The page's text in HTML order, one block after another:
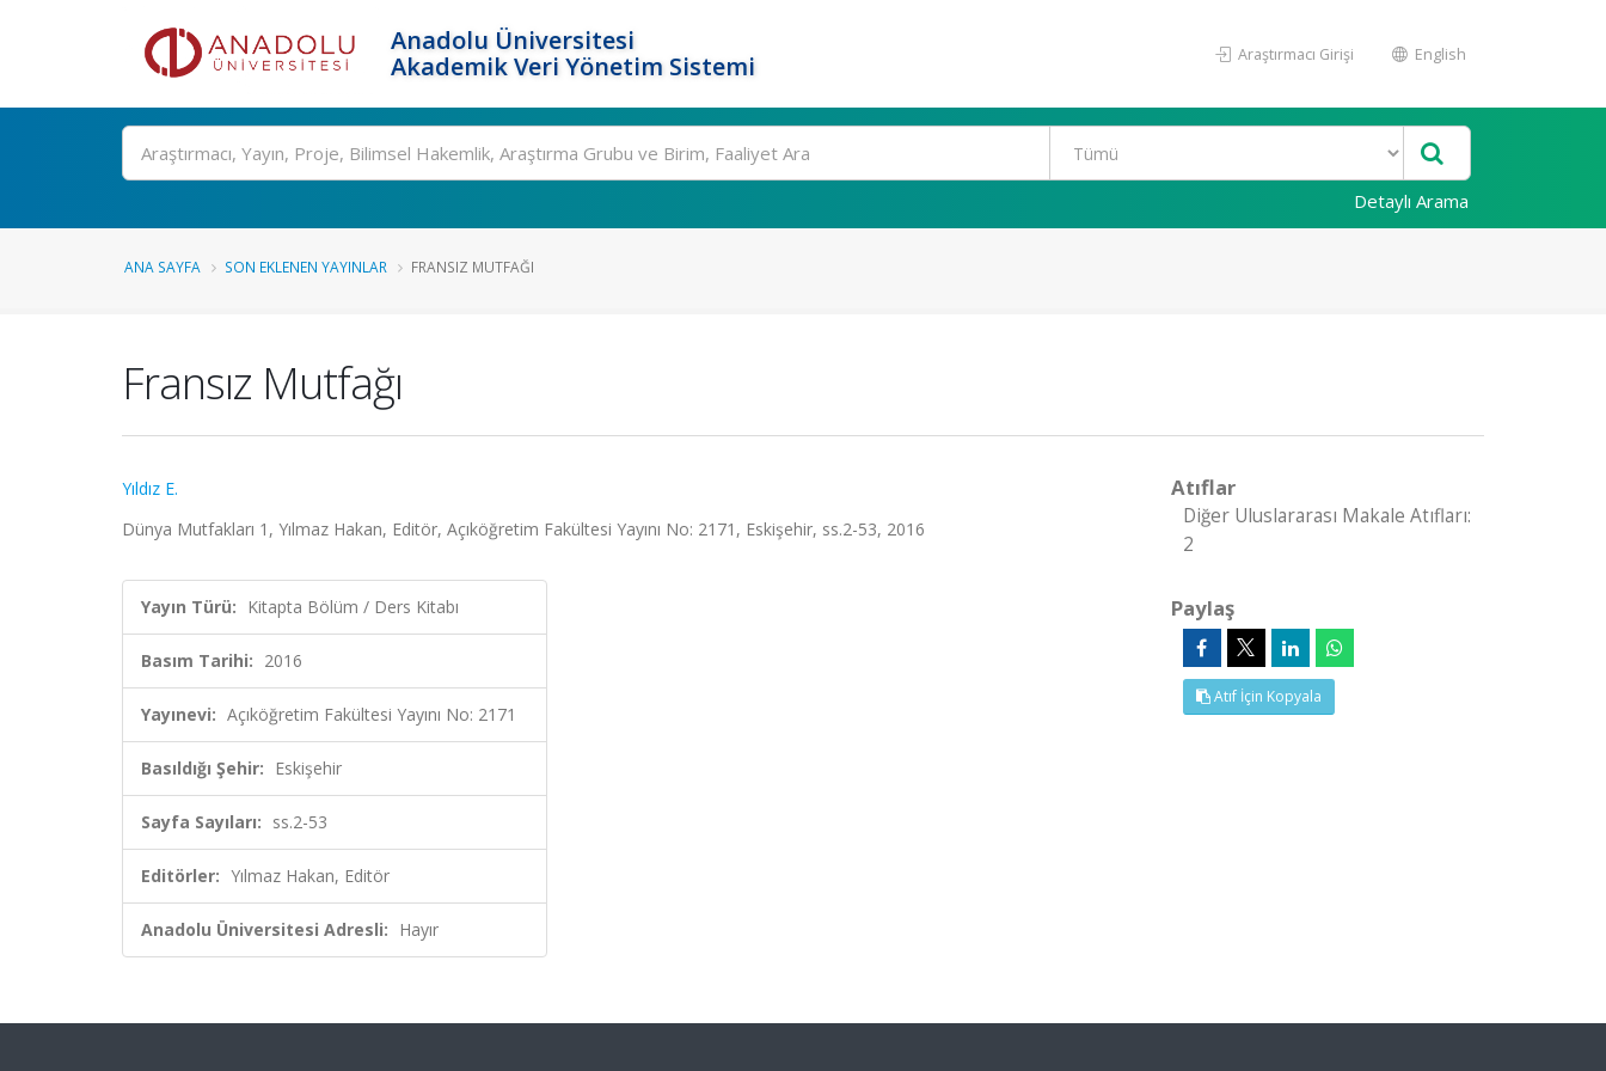
Anadolu Üniversitesi
Akademik Veri Yönetim Sistemi
Araştırmacı Girişi English
Ara
Detaylı Arama
ANA SAYFA SON EKLENEN YAYINLAR FRANSIZ MUTFAĞI
Fransız Mutfağı
Yıldız E.
Dünya Mutfakları 1, Yılmaz Hakan, Editör, Açıköğretim Fakültesi Yayını No: 2171, Eskişehir, ss.2-53, 2016
Yayın Türü: Kitapta Bölüm / Ders Kitabı
Basım Tarihi: 2016
Yayınevi: Açıköğretim Fakültesi Yayını No: 2171
Basıldığı Şehir: Eskişehir
Sayfa Sayıları: ss.2-53
Editörler: Yılmaz Hakan, Editör
Anadolu Üniversitesi Adresli: Hayır
Atıflar
Diğer Uluslararası Makale Atıfları:
2
Paylaş
Atıf İçin Kopyala